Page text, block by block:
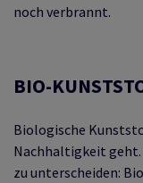
noch verbrannt.
BIO-
Biologische
Nachhaltigkeit
zu unterscheiden: